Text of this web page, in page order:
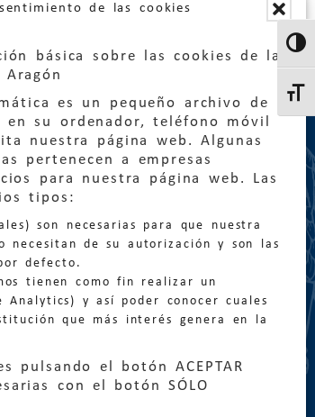
de las cookies
básica sobre las cookies de la
es un pequeño archivo de
su ordenador, teléfono móvil
nuestra página web. Algunas
pertenecen a empresas
para nuestra página web. Las
tipos:
son necesarias para que nuestra
necesitan de su autorización y son las
defecto.
tienen como fin realizar un
Analytics) y así poder conocer cuales
que más interés genera en la
pulsando el botón ACEPTAR
con el botón SÓLO
210/ 976 399 354